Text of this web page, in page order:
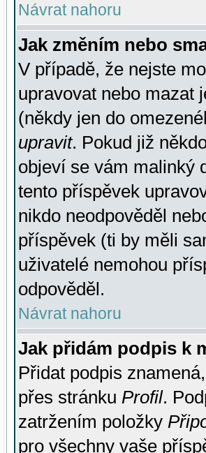
Návrat nahoru
Jak změním nebo
V případě, že nejste
upravovat nebo mazat
(někdy jen do
upravit. Pokud již
objeví se vám malinký
tento příspěvek
nikdo neodpověděl
příspěvek (ti by měli
uživatelé nemohou
odpověděl.
Návrat nahoru
Jak přidám podpis k
Přidat podpis
přes stránku Profil.
zatržením položky
pro všechny vaše